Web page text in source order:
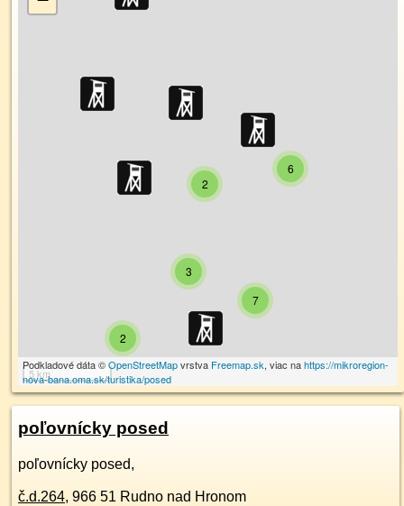
2
2
6
3
7
5 km
Podkladové dáta ©OpenStreetMapvrstva Freemap.sk, viac nahttps://mikroregion-
nova-bana.oma.sk/turistika/posed
poľovnícky posed
poľovnícky posed,
č.d.264, 966 51 Rudno nad Hronom